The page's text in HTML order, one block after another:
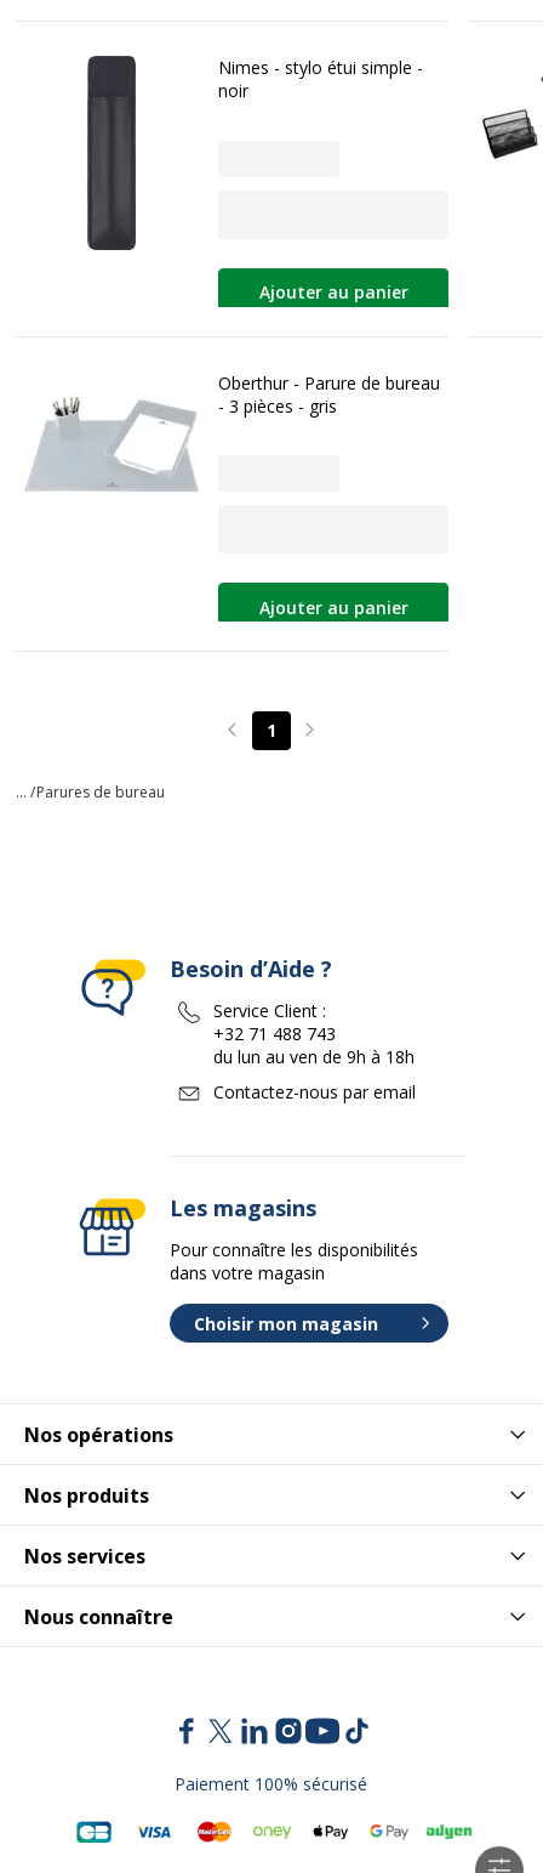
Nimes - stylo étui simple -
noir
Ajouter au panier
Oberthur - Parure de bureau
- 3 pièces - gris
Ajouter au panier
Page précédente
1 Page suivante
... /Parures de bureau
Nos opérations
Nos produits
Nos services
Nous connaître
Besoin d’Aide ?
Service Client :
+32 71 488 743
du lun au ven de 9h à 18h
Contactez-nous par email
Les magasins
Pour connaître les disponibilités
dans votre magasin
Choisir mon magasin
Paiement 100% sécurisé